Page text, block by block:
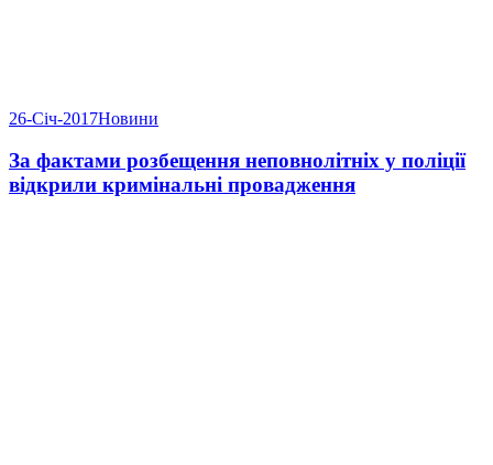
26-Січ-2017Новини
За фактами розбещення неповнолітніх у поліції
відкрили кримінальні провадження